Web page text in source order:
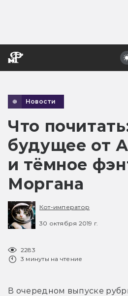
Новости
Что
будущее от
и тёмное
Моргана
Кот-император
30 октября 2019 г.
2283
3 минуты на чтение
В очередном выпуске